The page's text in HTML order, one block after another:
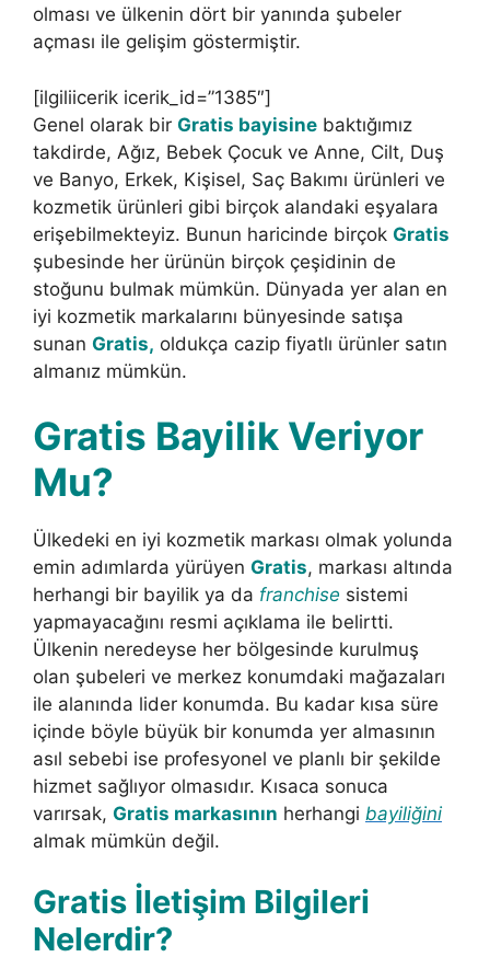
olması ve ülkenin dört bir yanında şubeler
açması ile gelişim göstermiştir.
[ilgiliicerik icerik_id=”1385″]
Genel olarak bir Gratis bayisine baktığımız
takdirde, Ağız, Bebek Çocuk ve Anne, Cilt, Duş
ve Banyo, Erkek, Kişisel, Saç Bakımı ürünleri ve
kozmetik ürünleri gibi birçok alandaki eşyalara
erişebilmekteyiz. Bunun haricinde birçok Gratis
şubesinde her ürünün birçok çeşidinin de
stoğunu bulmak mümkün. Dünyada yer alan en
iyi kozmetik markalarını bünyesinde satışa
sunan Gratis, oldukça cazip fiyatlı ürünler satın
almanız mümkün.
Gratis Bayilik Veriyor
Mu?
Ülkedeki en iyi kozmetik markası olmak yolunda
emin adımlarda yürüyen Gratis, markası altında
herhangi bir bayilik ya da franchise sistemi
yapmayacağını resmi açıklama ile belirtti.
Ülkenin neredeyse her bölgesinde kurulmuş
olan şubeleri ve merkez konumdaki mağazaları
ile alanında lider konumda. Bu kadar kısa süre
içinde böyle büyük bir konumda yer almasının
asıl sebebi ise profesyonel ve planlı bir şekilde
hizmet sağlıyor olmasıdır. Kısaca sonuca
varırsak, Gratis markasının herhangi bayiliğini
almak mümkün değil.
Gratis İletişim Bilgileri
Nelerdir?